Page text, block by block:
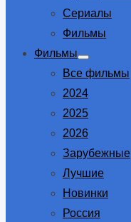
Сериалы
Фильмы
Фильмы
Show
sub
Все фильмы
2024
2025
2026
Зарубежные
Лучшие
Новинки
Россия